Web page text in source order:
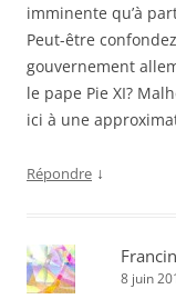
imminente qu’à
Peut-être
gouvernement
le pape Pie XI?
ici à une
Répondre ↓
8 juin